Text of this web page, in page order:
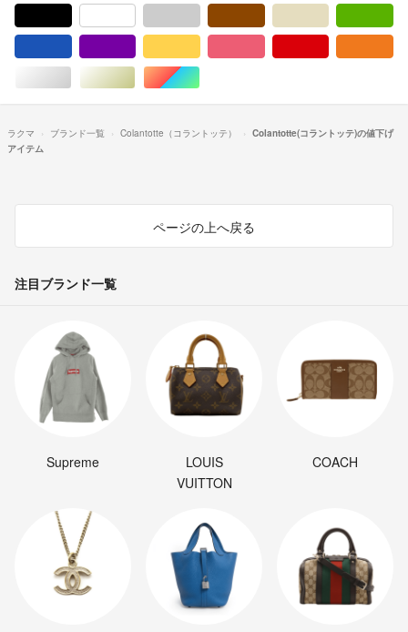
シルバー/銀色系ゴールド/金色系マルチカラー
ラクマ ブランド一覧 Colantotte（コラントッテ）
Colantotte(コラントッテ)の値下げ
アイテム
ページの上へ戻る
注目ブランド一覧
Supreme
LOUIS
VUITTON
COACH